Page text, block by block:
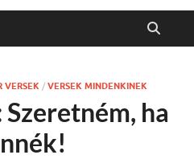
VERSEK / VERSEK MINDENKINEK
ha